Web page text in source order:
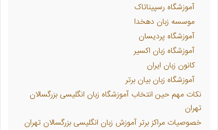
آموزشگاه رسپیناتاک
موسسه زبان دهخدا
آموزشگاه پردیسان
آموزشگاه زبان اکسیر
کانون زبان ایران
آموزشگاه زبان بیان برتر
نکات مهم حین انتخاب آموزشگاه زبان انگلیسی بزرگسالان
تهران
خصوصیات مراکز برتر آموزش زبان انگلیسی بزرگسالان تهران